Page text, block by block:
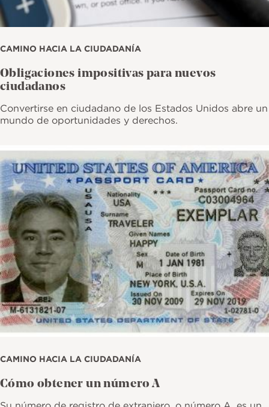
CAMINO HACIA LA CIUDADANÍA
Obligaciones impositivas para nuevos
ciudadanos
Convertirse en ciudadano de los Estados Unidos abre un
mundo de oportunidades y derechos.
Imagen
CAMINO HACIA LA CIUDADANÍA
Cómo obtener un número A